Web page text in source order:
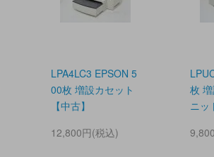
LPA4LC3 EPSON 5
00枚 増設カセット
【中古】
12,800円(税込)
枚
ニッ